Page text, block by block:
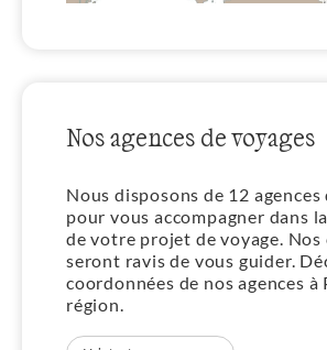
Nos agences de voyages
Nous disposons de 12 agences
pour vous accompagner dans
de votre projet de voyage. Nos
seront ravis de vous guider.
coordonnées de nos agences à
région.